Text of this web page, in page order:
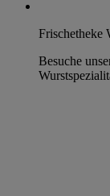
Frischetheke
Besuche